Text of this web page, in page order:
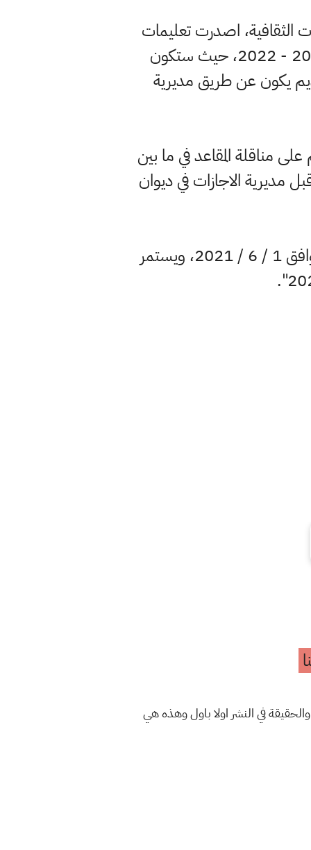
الثقافية، اصدرت تعليمات
وزارية، بشأن مناقلة المقاعد الدراسية ضمن خطة الوزارة للدراسات العليا لعام 2021 - 2022، حيث ستكون
يكون عن طريق مديرية
مناقلة المقاعد في ما بين
مديرية الاجازات في ديوان
وأكدت التربية أن "موعد التقديم على مناقلة المقاعد يكون ابتداءً من يوم الثلاثاء الموافق 1 / 6 / 2021، ويستمر
في النشر اولا باول وهذه هي